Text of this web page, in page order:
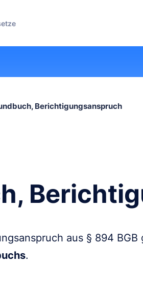
Berichtigungsanspruch
aus § 894
.